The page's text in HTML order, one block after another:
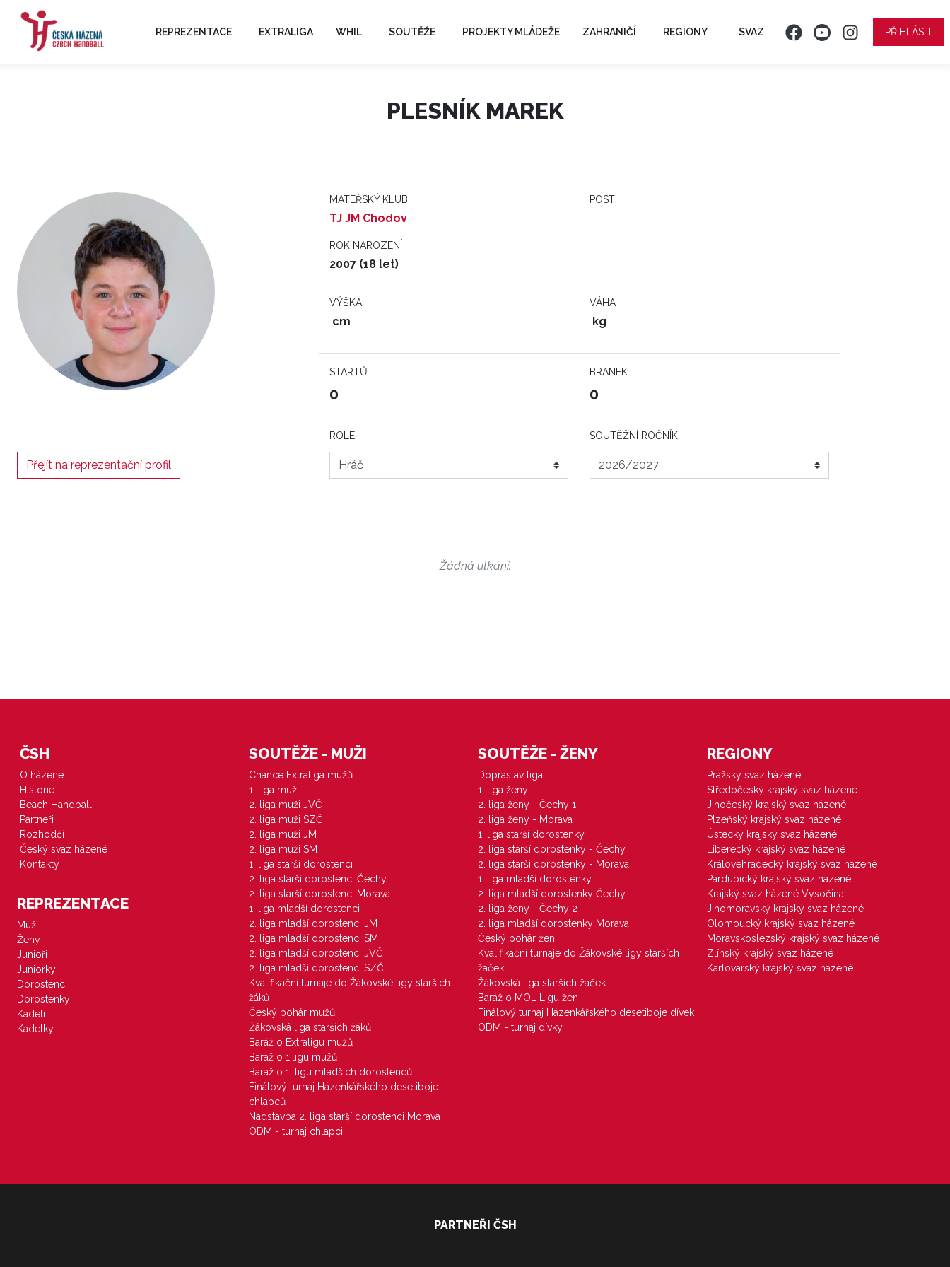
REPREZENTACE EXTRALIGA WHIL SOUTĚŽE PROJEKTY MLÁDEŽE ZAHRANIČÍ REGIONY SVAZ PŘIHLÁSIT
PLESNÍK MAREK
MATEŘSKÝ KLUB
TJ JM Chodov
POST
ROK NAROZENÍ
2007 (18 let)
VÝŠKA
cm
VÁHA
kg
STARTŮ
0
BRANEK
0
Přejít na reprezentační profil
ROLE SOUTĚŽNÍ ROČNÍK
Žádná utkání.
ČSH
O házené
Historie
Beach Handball
Partneři
Rozhodčí
Český svaz házené
Kontakty
REPREZENTACE
Muži
Ženy
Junioři
Juniorky
Dorostenci
Dorostenky
Kadeti
Kadetky
SOUTĚŽE - MUŽI
Chance Extraliga mužů
1. liga muži
2. liga muži JVČ
2. liga muži SZČ
2. liga muži JM
2. liga muži SM
1. liga starší dorostenci
2. liga starší dorostenci Čechy
2. liga starší dorostenci Morava
1. liga mladší dorostenci
2. liga mladší dorostenci JM
2. liga mladší dorostenci SM
2. liga mladší dorostenci JVČ
2. liga mladší dorostenci SZČ
Kvalifikační turnaje do Žákovské ligy starších
žáků
Český pohár mužů
Žákovská liga starších žáků
Baráž o Extraligu mužů
Baráž o 1.ligu mužů
Baráž o 1. ligu mladších dorostenců
Finálový turnaj Házenkářského desetiboje
chlapců
Nadstavba 2. liga starší dorostenci Morava
ODM - turnaj chlapci
SOUTĚŽE - ŽENY
Doprastav liga
1. liga ženy
2. liga ženy - Čechy 1
2. liga ženy - Morava
1. liga starší dorostenky
2. liga starší dorostenky - Čechy
2. liga starší dorostenky - Morava
1. liga mladší dorostenky
2. liga mladší dorostenky Čechy
2. liga ženy - Čechy 2
2. liga mladší dorostenky Morava
Český pohár žen
Kvalifikační turnaje do Žákovské ligy starších
žaček
Žákovská liga starších žaček
Baráž o MOL Ligu žen
Finálový turnaj Házenkářského desetiboje dívek
ODM - turnaj dívky
REGIONY
Pražský svaz házené
Středočeský krajský svaz házené
Jihočeský krajský svaz házené
Plzeňský krajský svaz házené
Ústecký krajský svaz házené
Liberecký krajský svaz házené
Královéhradecký krajský svaz házené
Pardubický krajský svaz házené
Krajský svaz házené Vysočina
Jihomoravský krajský svaz házené
Olomoucký krajský svaz házené
Moravskoslezský krajský svaz házené
Zlínský krajský svaz házené
Karlovarský krajský svaz házené
PARTNEŘI ČSH